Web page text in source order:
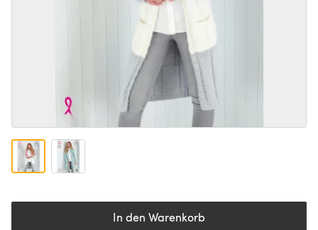
In den Warenkorb